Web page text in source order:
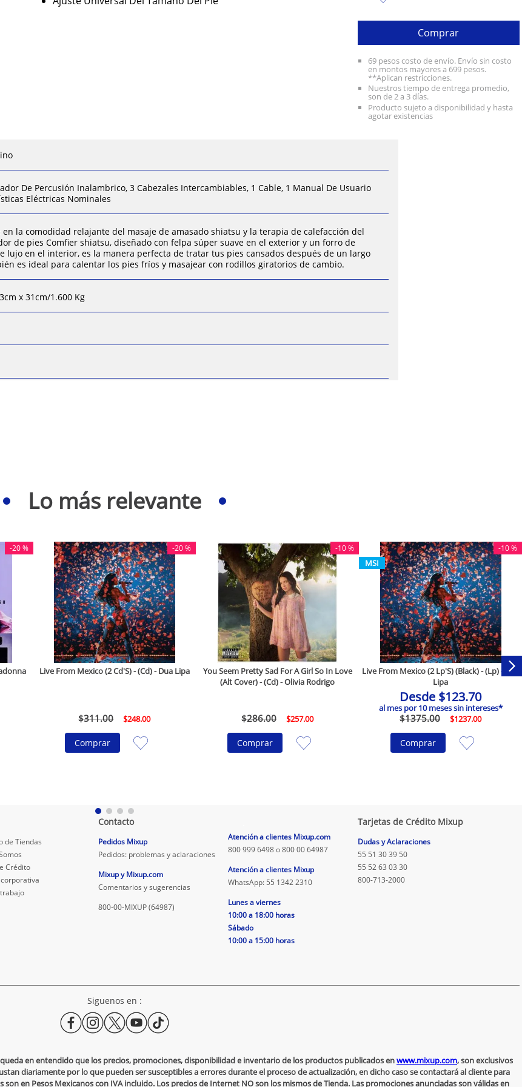
Comprar
69 pesos costo de envío. Envío sin costo
en montos mayores a 699 pesos.
**Aplican restricciones.
Nuestros tiempo de entrega promedio,
son de 2 a 3 días.
Producto sujeto a disponibilidad y hasta
agotar existencias
De Percusión Inalambrico, 3 Cabezales Intercambiables, 1 Cable, 1 Manual De Usuario
Eléctricas Nominales
en la comodidad relajante del masaje de amasado shiatsu y la terapia de calefacción del
de pies Comfier shiatsu, diseñado con felpa súper suave en el exterior y un forro de
lujo en el interior, es la manera perfecta de tratar tus pies cansados después de un largo
es ideal para calentar los pies fríos y masajear con rodillos giratorios de cambio.
x 31cm/1.600 Kg
Lo más relevante
-20 % -20 %
Live From Mexico (2 Cd'S) - (Cd) - Dua Lipa
$311.00 $248.00
Comprar
-10 %
You Seem Pretty Sad For A Girl So In Love
(Alt Cover) - (Cd) - Olivia Rodrigo
$286.00 $257.00
Comprar
MSI
-10 %
Live From Mexico (2 Lp'S) (Black) - (Lp) - Dua
Lipa
Desde $123.70
al mes por10meses sin intereses*
$1375.00 $1237.00
Comprar
de Tiendas
Crédito
Contacto
Pedidos Mixup
Pedidos: problemas y aclaraciones
Mixup y Mixup.com
Comentarios y sugerencias
800-00-MIXUP (64987)
Atención a clientes Mixup.com
800 999 6498 o 800 00 64987
Atención a clientes Mixup
WhatsApp: 55 1342 2310
Lunes a viernes
10:00 a 18:00 horas
Sábado
10:00 a 15:00 horas
Tarjetas de Crédito Mixup
Dudas y Aclaraciones
55 51 30 39 50
55 52 63 03 30
800-713-2000
Siguenos en :
en entendido que los precios, promociones, disponibilidad e inventario de los productos publicados enwww.mixup.com, son exclusivos
diariamente por lo que pueden ser susceptibles a errores durante el proceso de actualización, en dicho caso se contactará al cliente para
en Pesos Mexicanos con IVA incluido. Los precios de Internet NO son los mismos de Tienda. Las promociones anunciadas son válidas en